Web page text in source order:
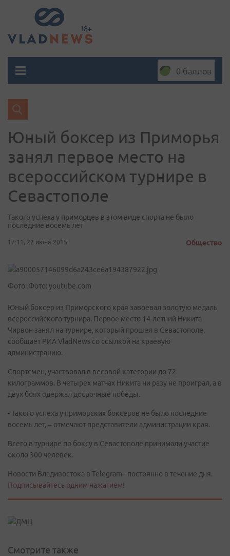
0 баллов
Юный боксер из Приморья
занял первое место на
всероссийском турнире в
Севастополе
Такого успеха у приморцев в этом виде спорта не было
последние восемь лет
17:11, 22 июня 2015 Общество
Фото: Фото: youtube.com
Юный боксер из Приморского края завоевал золотую медаль
всероссийского турнира. Первое место 14-летний Никита
Чирвон занял на турнире, который прошел в Севастополе,
сообщает РИА VladNews со ссылкой на краевую
администрацию.
Спортсмен, участвовал в весовой категории до 72
килограммов. В четырех матчах Никита ни разу не проиграл, а в
двух боях одержал досрочные победы.
- Такого успеха у приморских боксеров не было последние
восемь лет, – отмечают представители администрации края.
Всего в турнире по боксу в Севастополе принимали участие
около 300 человек.
Новости Владивостока в Telegram - постоянно в течение дня.
Подписывайтесь одним нажатием!
Смотрите также